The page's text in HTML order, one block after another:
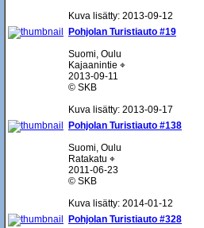
Kuva lisätty: 2013-09-12
Pohjolan Turistiauto #19
Suomi, Oulu
Kajaanintie ⌖
2013-09-11
© SKB
Kuva lisätty: 2013-09-17
Pohjolan Turistiauto #138
Suomi, Oulu
Ratakatu ⌖
2011-06-23
© SKB
Kuva lisätty: 2014-01-12
Pohjolan Turistiauto #328